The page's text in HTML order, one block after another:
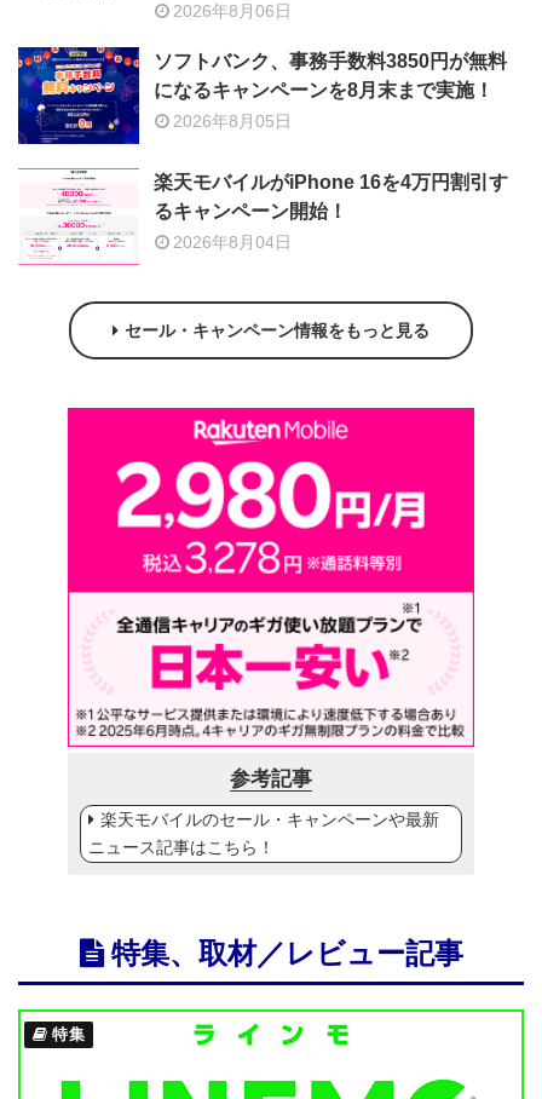
2026年8月06日
ソフトバンク、事務手数料3850円が無料
になるキャンペーンを8月末まで実施！
2026年8月05日
楽天モバイルがiPhone 16を4万円割引す
るキャンペーン開始！
2026年8月04日
セール・キャンペーン情報をもっと見る
参考記事
楽天モバイルのセール・キャンペーンや最新
ニュース記事はこちら！
特集、取材／レビュー記事
特集